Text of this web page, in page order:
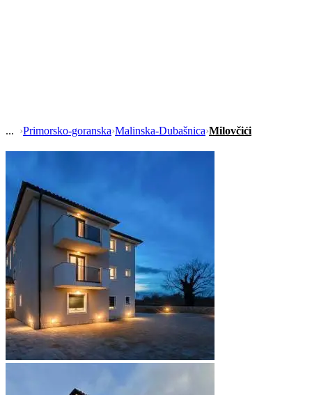
›Primorsko-goranska›Malinska-Dubašnica›Milovčići